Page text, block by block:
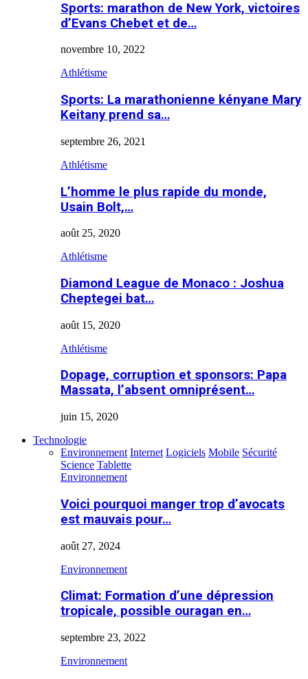
Sports: marathon de New York, victoires
d’Evans Chebet et de…
novembre 10, 2022
Athlétisme
Sports: La marathonienne kényane Mary
Keitany prend sa…
septembre 26, 2021
Athlétisme
L’homme le plus rapide du monde,
Usain Bolt,…
août 25, 2020
Athlétisme
Diamond League de Monaco : Joshua
Cheptegei bat…
août 15, 2020
Athlétisme
Dopage, corruption et sponsors: Papa
Massata, l’absent omniprésent…
juin 15, 2020
Technologie
Environnement Internet Logiciels Mobile Sécurité
Science Tablette
Environnement
Voici pourquoi manger trop d’avocats
est mauvais pour…
août 27, 2024
Environnement
Climat: Formation d’une dépression
tropicale, possible ouragan en…
septembre 23, 2022
Environnement